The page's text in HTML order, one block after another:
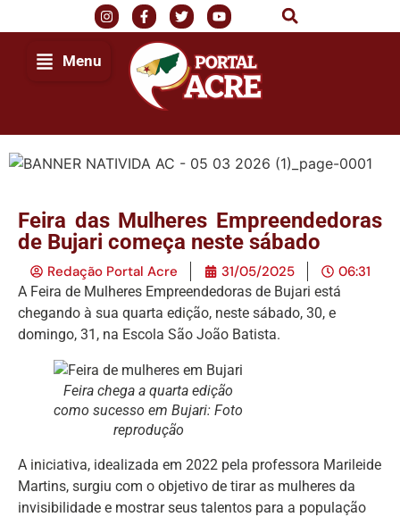
Menu
Feira das Mulheres Empreendedoras
de Bujari começa neste sábado
Redação Portal Acre 31/05/2025 06:31
A Feira de Mulheres Empreendedoras de Bujari está
chegando à sua quarta edição, neste sábado, 30, e
domingo, 31, na Escola São João Batista.
Feira chega a quarta edição
como sucesso em Bujari: Foto
reprodução
A iniciativa, idealizada em 2022 pela professora Marileide
Martins, surgiu com o objetivo de tirar as mulheres da
invisibilidade e mostrar seus talentos para a população